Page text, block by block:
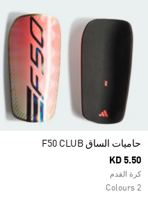
حاميات الساق F50 CLUB
KD 5.50
كرة القدم
2 Colours